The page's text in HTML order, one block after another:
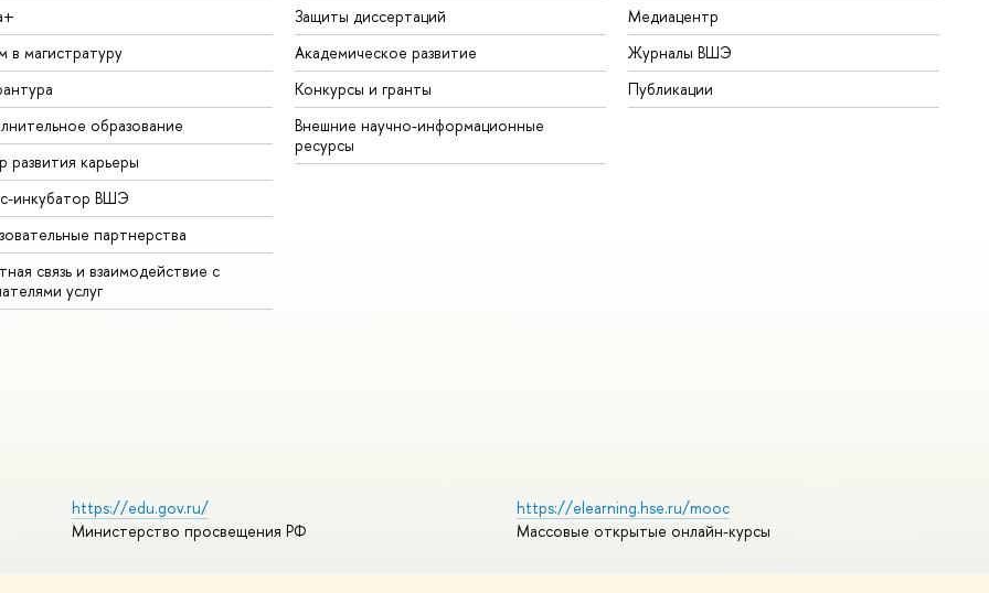
в магистратуру
образование
развития карьеры
инкубатор ВШЭ
партнерства
связь и взаимодействие с
услуг
Защиты диссертаций
Академическое развитие
Конкурсы и гранты
Внешние научно-информационные
ресурсы
Медиацентр
Журналы ВШЭ
Публикации
https://edu.gov.ru/
Министерство просвещения РФ
https://elearning.hse.ru/mooc
Массовые открытые онлайн-курсы